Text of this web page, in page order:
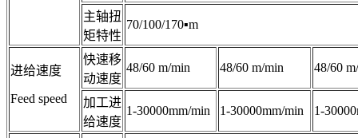
主轴扭
矩特性
70/100/170▪m
进给速度
Feed speed
快速移
动速度
48/60 m/min 48/60 m/min 48/60
加工进
给速度
1-30000mm/min 1-30000mm/min 1-